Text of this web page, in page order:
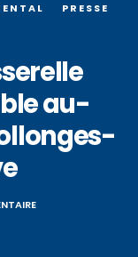
PRESSE
au-